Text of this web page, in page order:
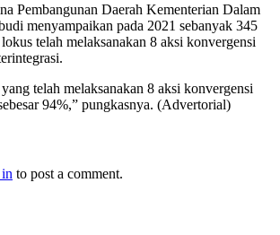
Pembangunan Daerah Kementerian Dalam
menyampaikan pada 2021 sebanyak 345
telah melaksanakan 8 aksi konvergensi
telah melaksanakan 8 aksi konvergensi
94%,” pungkasnya. (Advertorial)
to post a comment.